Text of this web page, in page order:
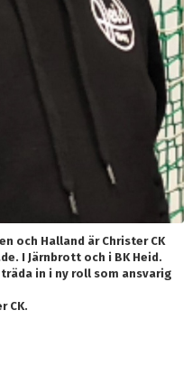
och Halland är Christer CK
I Järnbrott och i BK Heid.
träda in i ny roll som ansvarig
CK.